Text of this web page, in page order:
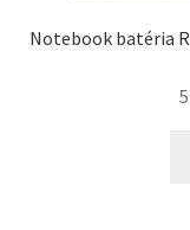
Notebook batéria